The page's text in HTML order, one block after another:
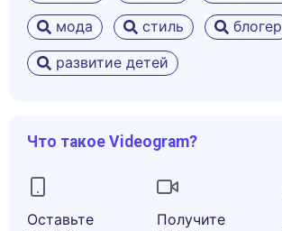
мода
стиль
блогер
развитие детей
Что такое Videogram?
Оставьте
Получите